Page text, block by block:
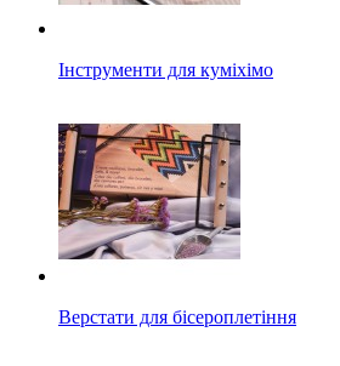
Інструменти для куміхімо
Верстати для бісероплетіння